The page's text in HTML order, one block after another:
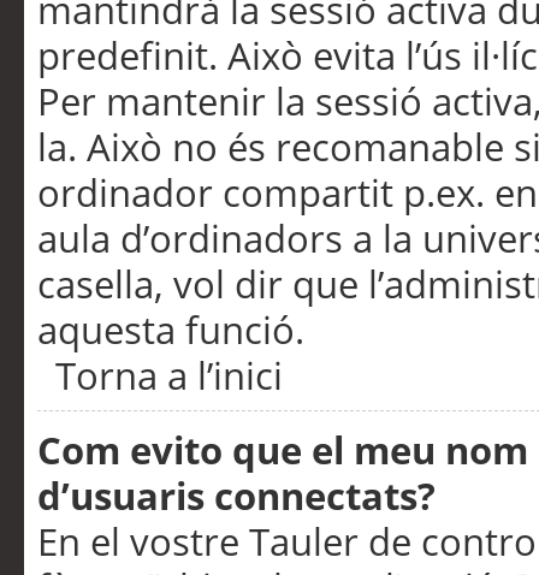
predefinit. Això evita l’ús
Per mantenir la sessió
la. Això no és recomanable
ordinador compartit p.ex.
aula d’ordinadors a la
casella, vol dir que
aquesta funció.
Torna a l’inici
Com evito que el meu
d’usuaris connectats?
En el vostre Tauler de